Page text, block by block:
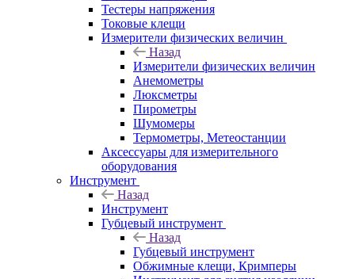
Тестеры напряжения
Токовые клещи
Измерители физических величин
Назад
Измерители физических величин
Анемометры
Люксметры
Пирометры
Шумомеры
Термометры, Метеостанции
Аксессуары для измерительного
оборудования
Инструмент
Назад
Инструмент
Губцевый инструмент
Назад
Губцевый инструмент
Обжимные клещи, Кримперы